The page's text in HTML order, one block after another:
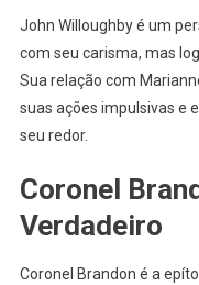
John Willoughby é um
com seu carisma, mas
Sua relação com
suas ações impulsivas e
seu redor.
Coronel
Verdadeiro
Coronel Brandon é a